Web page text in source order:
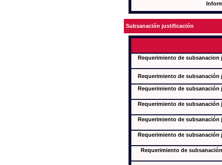
Subsanación justificación
Requerimiento de
Requerimiento de subsanación
Requerimiento de
Requerimiento de
Requerimiento de
Requerimiento de
Requerimiento de